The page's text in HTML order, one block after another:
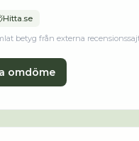
Hitta.se
betyg från externa
omdöme